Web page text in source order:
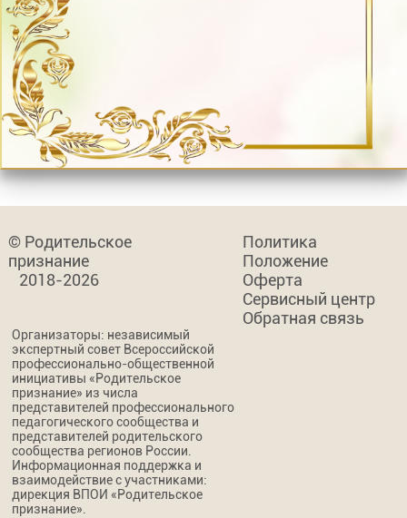
© Родительское
признание
2018-2026
Политика
Положение
Оферта
Сервисный центр
Обратная связь
Организаторы: независимый
экспертный совет Всероссийской
профессионально-общественной
инициативы «Родительское
признание» из числа
представителей профессионального
педагогического сообщества и
представителей родительского
сообщества регионов России.
Информационная поддержка и
взаимодействие с участниками:
дирекция ВПОИ «Родительское
признание».